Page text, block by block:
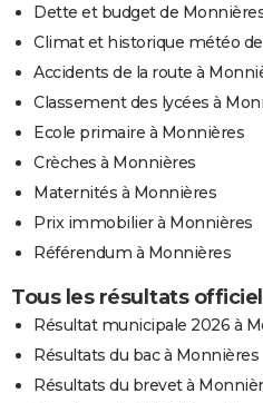
Dette et budget de
Climat et historique météo
Accidents de la route à
Classement des lycées à
Ecole primaire à Monnières
Crèches à Monnières
Maternités à Monnières
Prix immobilier à Monnières
Référendum à Monnières
Tous les résultats
Résultat municipale 2026 à
Résultats du bac à Monnières
Résultats du brevet à